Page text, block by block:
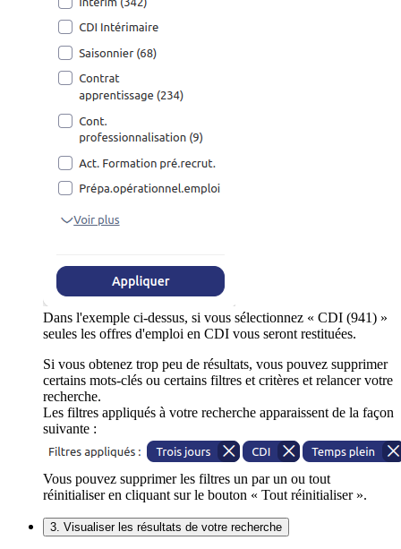
Dans l'exemple ci-dessus, si vous sélectionnez « CDI (941) »
seules les offres d'emploi en CDI vous seront restituées.
Si vous obtenez trop peu de résultats, vous pouvez supprimer
certains mots-clés ou certains filtres et critères et relancer votre
recherche.
Les filtres appliqués à votre recherche apparaissent de la façon
suivante :
Vous pouvez supprimer les filtres un par un ou tout
réinitialiser en cliquant sur le bouton « Tout réinitialiser ».
3. Visualiser les résultats de votre recherche